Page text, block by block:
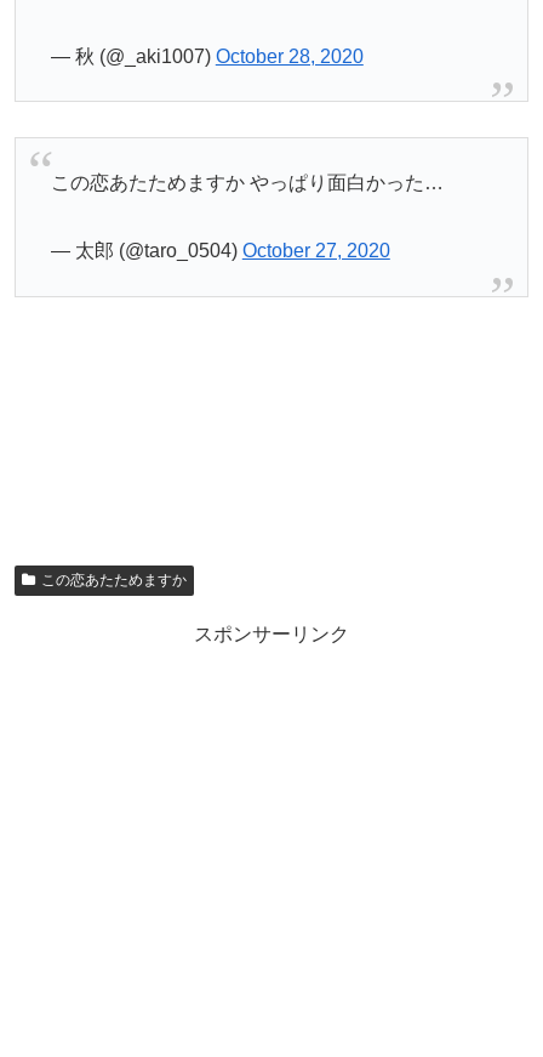
— 秋 (@_aki1007) October 28, 2020
この恋あたためますか やっぱり面白かった…
— 太郎 (@taro_0504) October 27, 2020
この恋あたためますか
スポンサーリンク